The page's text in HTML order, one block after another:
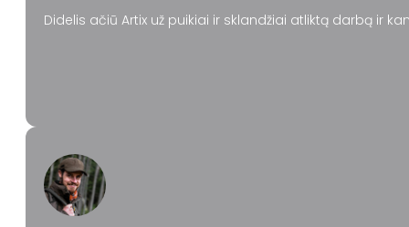
Didelis ačiū Artix už puikiai ir sklandžiai atliktą darbą ir